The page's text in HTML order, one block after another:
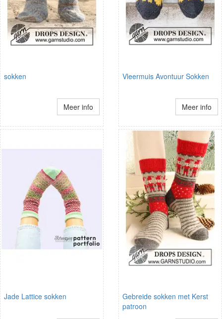
sokken
Meer info
Vleermuis Avontuur Sokken
Meer info
Jade Lattice sokken
Gebreide sokken met Kerst
patroon